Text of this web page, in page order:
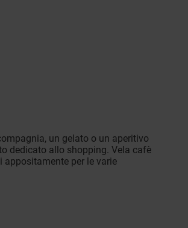
un gelato o un aperitivo
dedicato allo shopping. Vela cafè
per le varie